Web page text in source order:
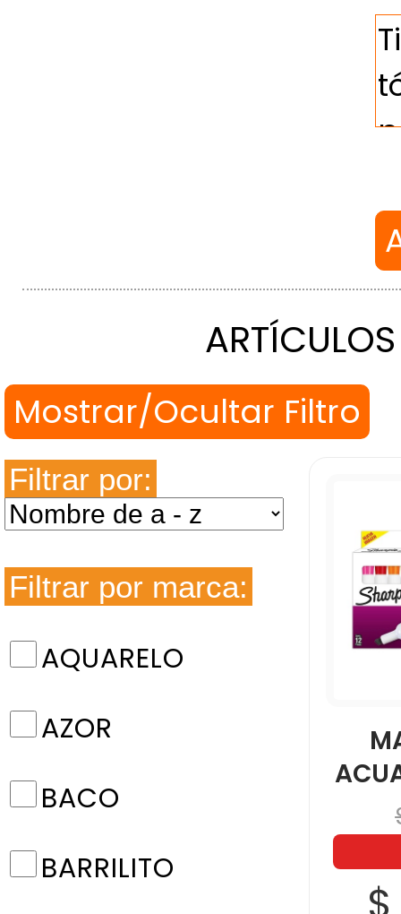
Filtrar por:
Filtrar por marca:
AQUARELO
AZOR
BACO
BARRILITO